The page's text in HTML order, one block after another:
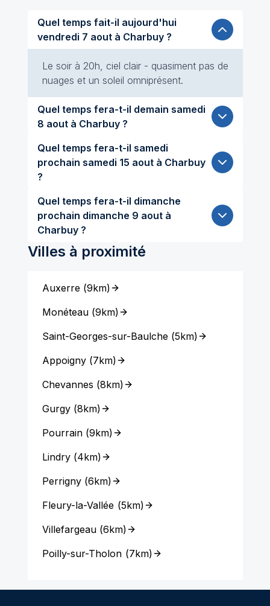
Quel temps fait-il aujourd'hui
vendredi 7 aout à Charbuy ?
Le soir à 20h, ciel clair - quasiment pas de
nuages et un soleil omniprésent.
Quel temps fera-t-il demain samedi
8 aout à Charbuy ?
Quel temps fera-t-il samedi
prochain samedi 15 aout à Charbuy
?
Quel temps fera-t-il dimanche
prochain dimanche 9 aout à
Charbuy ?
Villes à proximité
Auxerre(9km)
Monéteau(9km)
Saint-Georges-sur-Baulche(5km)
Appoigny(7km)
Chevannes (8km)
Gurgy(8km)
Pourrain(9km)
Lindry(4km)
Perrigny(6km)
Fleury-la-Vallée (5km)
Villefargeau(6km)
Poilly-sur-Tholon (7km)